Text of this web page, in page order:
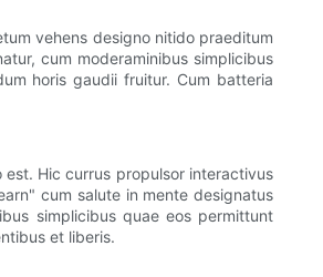
vehens designo nitido praeditum
cum moderaminibus simplicibus
horis gaudii fruitur. Cum batteria
Hic currus propulsor interactivus
cum salute in mente designatus
simplicibus quae eos permittunt
et liberis.